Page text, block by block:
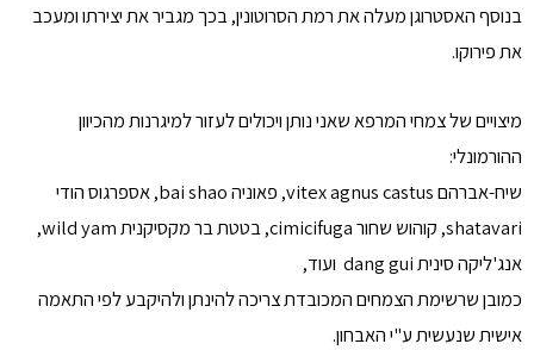
בנוסף האסטרוגן מעלה את רמת הסרוטונין, בכך מגביר את יצירתו ומעכב
את פירוקו.
מיצויים של צמחי המרפא שאני נותן ויכולים לעזור למיגרנות מהכיוון
ההורמונלי:
שיח-אברהם vitex agnus castus, פאוניה bai shao, אספרגוס הודי
shatavari, קוהוש שחור cimicifuga, בטטת בר מקסיקנית wild yam,
אנג'ליקה סינית dang gui ועוד,
כמובן שרשימת הצמחים המכובדת צריכה להינתן ולהיקבע לפי התאמה
אישית שנעשית ע"י האבחון.